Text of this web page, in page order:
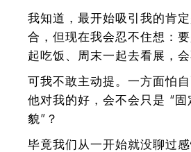
我知道，最开始吸引我的肯
合，但现在我会忍不住想：
起吃饭、周末一起去看展，
可我不敢主动提。一方面怕
他对我的好，会不会只是 “
貌”？
毕竟我们从一开始就没聊过